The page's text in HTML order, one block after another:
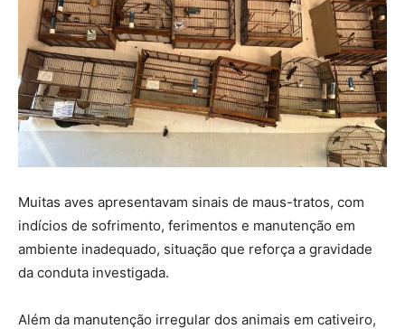
Muitas aves apresentavam sinais de maus-tratos, com
indícios de sofrimento, ferimentos e manutenção em
ambiente inadequado, situação que reforça a gravidade
da conduta investigada.
Além da manutenção irregular dos animais em cativeiro,